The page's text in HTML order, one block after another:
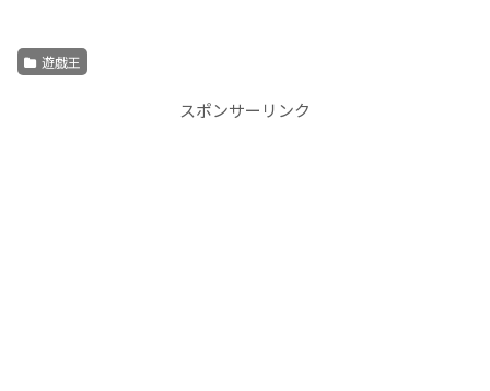
遊戯王
スポンサーリンク